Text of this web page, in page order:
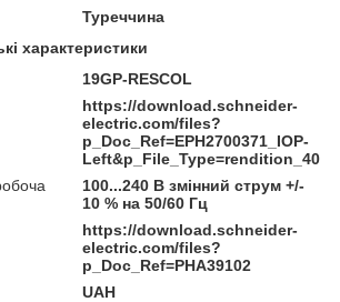
Туреччина
характеристики
19GP-RESCOL
https://download.schneider-
electric.com/files?
p_Doc_Ref=EPH2700371_IOP-
100...240 В змінний струм +/-
10 % на 50/60 Гц
https://download.schneider-
electric.com/files?
p_Doc_Ref=PHA39102
UAH